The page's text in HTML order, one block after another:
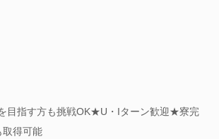
目指す方も挑戦OK★U・Iターン歓迎★寮完
得可能